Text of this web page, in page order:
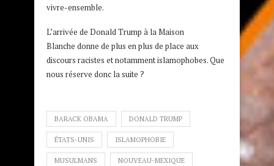
vivre-ensemble.
L’arrivée de Donald Trump à la Maison
Blanche donne de plus en plus de place aux
discours racistes et notamment islamophobes. Que
nous réserve donc la suite ?
BARACK OBAMA DONALD TRUMP
ÉTATS-UNIS ISLAMOPHOBIE
MUSULMANS NOUVEAU-MEXIQUE